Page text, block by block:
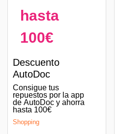
hasta
100€
Descuento
AutoDoc
Consigue tus
repuestos por la app
de AutoDoc y ahorra
hasta 100€
Shopping